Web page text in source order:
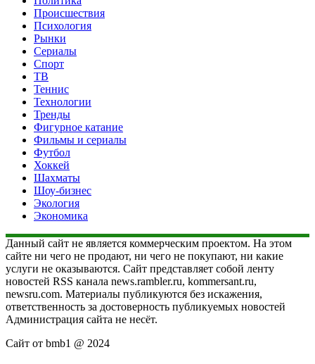
Происшествия
Психология
Рынки
Сериалы
Спорт
ТВ
Теннис
Технологии
Тренды
Фигурное катание
Фильмы и сериалы
Футбол
Хоккей
Шахматы
Шоу-бизнес
Экология
Экономика
Данный сайт не является коммерческим проектом. На этом
сайте ни чего не продают, ни чего не покупают, ни какие
услуги не оказываются. Сайт представляет собой ленту
новостей RSS канала news.rambler.ru, kommersant.ru,
newsru.com. Материалы публикуются без искажения,
ответственность за достоверность публикуемых новостей
Администрация сайта не несёт.
Сайт от bmb1 @ 2024